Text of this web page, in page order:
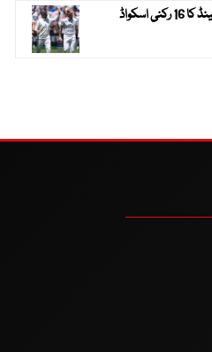
پاکستان کیخلاف ٹیسٹ سیریز ، انگلینڈ کا 16 رکنی اسکواڈ